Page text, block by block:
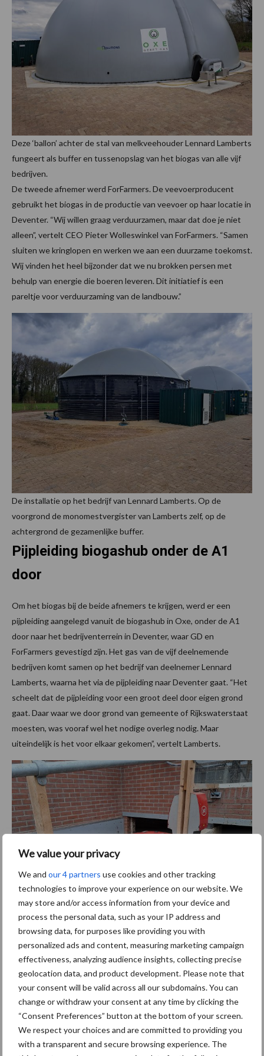
We value your privacy
We and our 4 partners use cookies and other tracking
technologies to improve your experience on our website. We
may store and/or access information from your device and
process the personal data, such as your IP address and
browsing data, for purposes like providing you with
personalized ads and content, measuring marketing campaign
effectiveness, analyzing audience insights, collecting precise
geolocation data, and product development. Please note that
your consent will be valid across all our subdomains. You can
change or withdraw your consent at any time by clicking the
“Consent Preferences” button at the bottom of your screen.
We respect your choices and are committed to providing you
with a transparent and secure browsing experience. The
Deze ‘ballon’ achter de stal van melkveehouder Lennard Lamberts
fungeert als buffer en tussenopslag van het biogas van alle vijf
bedrijven.
De tweede afnemer werd ForFarmers. De veevoerproducent
gebruikt het biogas in de productie van veevoer op haar locatie in
Deventer. “Wij willen graag verduurzamen, maar dat doe je niet
alleen”, vertelt CEO Pieter Wolleswinkel van ForFarmers. “Samen
sluiten we kringlopen en werken we aan een duurzame toekomst.
Wij vinden het heel bijzonder dat we nu brokken persen met
behulp van energie die boeren leveren. Dit initiatief is een
pareltje voor verduurzaming van de landbouw.”
De installatie op het bedrijf van Lennard Lamberts. Op de
voorgrond de monomestvergister van Lamberts zelf, op de
achtergrond de gezamenlijke buffer.
Pijpleiding biogashub onder de A1
door
Om het biogas bij de beide afnemers te krijgen, werd er een
pijpleiding aangelegd vanuit de biogashub in Oxe, onder de A1
door naar het bedrijventerrein in Deventer, waar GD en
ForFarmers gevestigd zijn. Het gas van de vijf deelnemende
bedrijven komt samen op het bedrijf van deelnemer Lennard
Lamberts, waarna het via de pijpleiding naar Deventer gaat. “Het
scheelt dat de pijpleiding voor een groot deel door eigen grond
gaat. Daar waar we door grond van gemeente of Rijkswaterstaat
moesten, was vooraf wel het nodige overleg nodig. Maar
uiteindelijk is het voor elkaar gekomen”, vertelt Lamberts.
Om dagverse mest voor de vergister te krijgen, legde Lamberts
de roostervloer dicht met rubbermatten en laat hij de mest door
twee collectors naar een verzamelput brengen.
Voor een optimaal vergistingsproces moet de mest zo vers
mogelijk zijn. Initiatiefnemer Nijkamp had zijn stal hierop ingericht.
worden gedaan. Lamberts creëerde bijvoorbeeld een dichte vloer